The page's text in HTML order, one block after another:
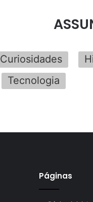
Curiosidades
Tecnologia
Páginas